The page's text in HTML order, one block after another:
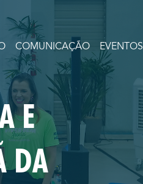
COMUNICAÇÃO EVENTOS
E
DA